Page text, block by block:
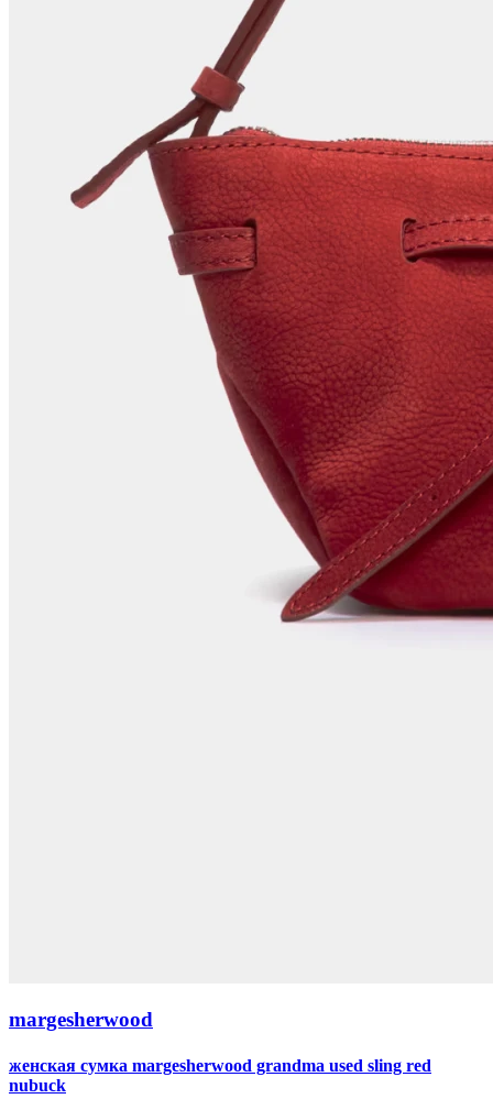
margesherwood
женская сумка margesherwood grandma used sling red
nubuck